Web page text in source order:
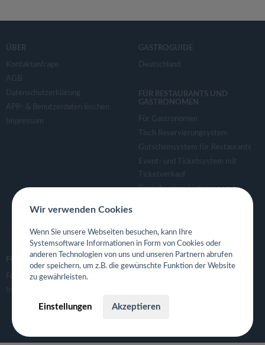
ÜBER
Kontaktanfrage
AGB
Datenschutzerklärung
APP- & Benutzerdaten löschen
Impressum
GASTROGUIDE
Deutschland
FÜR RESTAURANTS UND
GASTRONOMEN
Für Gastronomen
Tisch Reservierungsystem
Gutscheinsystem für Restaurants
Event- und Ticketsystem mit
Ticketverkauf
Bestellsystem Lieferung und
Eigene App für Restaurant
FOLGE UNS
Facebook
Instagram
Wir verwenden Cookies
Wenn Sie unsere Webseiten besuchen, kann Ihre
Systemsoftware Informationen in Form von Cookies oder
anderen Technologien von uns und unseren Partnern abrufen
oder speichern, um z.B. die gewünschte Funktion der Website
zu gewährleisten.
Einstellungen Akzeptieren